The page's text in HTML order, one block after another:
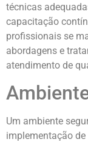
técnicas
capacitação
profissionais se
abordagens e
atendimento de
Um ambiente
implementação